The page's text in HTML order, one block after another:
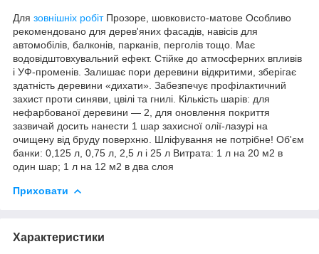
Для зовнішніх робітПрозоре, шовковисто-матове Особливо
рекомендовано для дерев'яних фасадів, навісів для
автомобілів, балконів, парканів, перголів тощо. Має
водовідштовхувальний ефект. Стійке до атмосферних впливів
і УФ-променів. Залишає пори деревини відкритими, зберігає
здатність деревини «дихати». Забезпечує профілактичний
захист проти синяви, цвілі та гнилі. Кількість шарів: для
нефарбованої деревини — 2, для оновлення покриття
зазвичай досить нанести 1 шар захисної олії-лазурі на
очищену від бруду поверхню. Шліфування не потрібне! Об'єм
банки: 0,125 л, 0,75 л, 2,5 л і 25 л Витрата: 1 л на 20 м2 в
один шар; 1 л на 12 м2 в два слоя
Приховати
Характеристики